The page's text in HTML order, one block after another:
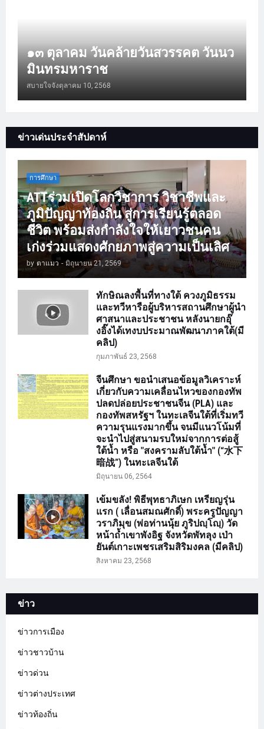
๑๓ ตุลาคม วันคล้ายวันสวรรคต วันนว
มินทรมหาราช
สบายใจจังตุลาคม 10, 2568
ข่าวเด่นประจำสัปดาห์
การศึกษา
ATTร่วมเปิดโลกวิชาการ วิชาชีพและ
ภูมิปัญญาท้องถิ่น สู่การเรียนรู้ตลอด
ชีวิต พร้อมส่งกำลังใจให้เยาวชนคน
เก่งร่วมแสดงศักยภาพสู่ความเป็นเลิศ
by ตาแมว - มิถุนายน 21, 2569
ทักษิณลงพื้นที่ทางใต้ ควงภูมิธรรม
และทวีหารือผู้บริหารสถานศึกษาผู้นำ
ศาสนาและประชาชน หลังนายกอุ๊
งอิ๊งได้เทงบประมาณพัฒนาภาคใต้(มี
คลิป)
กุมภาพันธ์ 23, 2568
จีนศึกษา ขอนำเสนอข้อมูลวิเคราะห์
เกี่ยวกับความเคลื่อนไหวของกองทัพ
ปลดปล่อยประชาชนจีน (PLA) และ
กองทัพสหรัฐฯ ในทะเลจีนใต้ที่เริ่มทวี
ความรุนแรงมากขึ้น จนมีแนวโน้มที่
จะนำไปสู่สนามรบใหม่จากการต่อสู้
ใต้น้ำ หรือ "สงครามลับใต้น้ำ" (“水下
暗战”) ในทะเลจีนใต้
มิถุนายน 06, 2564
เข้มขลัง! พิธีพุทธาภิเษก เหรียญรุ่น
แรก ( เลื่อนสมณศักดิ์) พระครูปัญญา
วราภิมุข (พ่อท่านนุ้ย ภูริปญฺโญฺ) วัด
หน้าถ้ำเขาพังอิฐ จังหวัดพัทลุง เป่า
ยันต์เกาะเพชรเสริมสิริมงคล (มีคลิป)
สิงหาคม 23, 2568
ข่าว
ข่าวการเมือง
ข่าวชาวบ้าน
ข่าวด่วน
ข่าวต่างประเทศ
ข่าวท้องถิ่น